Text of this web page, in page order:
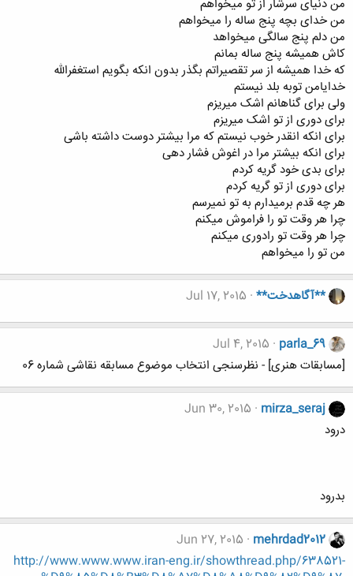
من دنیای سرشار از تو میخواهم
من خدای بچه پنج ساله را میخواهم
من دلم پنج سالگی میخواهد
کاش همیشه پنج ساله بمانم
که خدا همیشه از سر تقصیراتم بگذر بدون انکه بگویم استغفرالله
خدایامن توبه بلد نیستم
ولی برای گناهانم اشک میریزم
برای دوری از تو اشک میریزم
برای انکه انقدر خوب نیستم که مرا بیشتر دوست داشته باشی
برای انکه بیشتر مرا در اغوش فشار دهی
برای بدی خود گریه کردم
برای دوری از تو گریه کردم
هر چه قدم برمیدارم به تو نمیرسم
چرا هر وقت تو را فراموش میکنم
چرا هر وقت تو رادوری میکنم
من تو را میخواهم
**آگاهدخت** Jul 17, 2015
parla_69
Jul 4, 2015
[مسابقات هنری] - نظرسنجی انتخاب موضوع مسابقه نقاشی شماره 06
mirza_seraj
Jun 30, 2015
درود
بدرود
mehrdad2012
Jun 27, 2015
http://www.www.www.iran-eng.ir/showthread.php/638521-